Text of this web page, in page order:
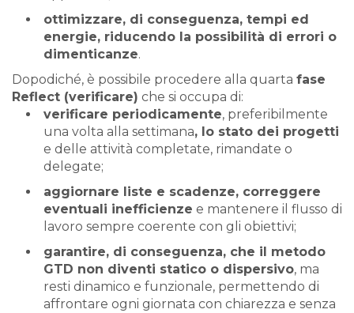
ottimizzare, di conseguenza, tempi ed
energie, riducendo la possibilità di errori o
dimenticanze.
Dopodiché, è possibile procedere alla quarta fase
Reflect (verificare) che si occupa di:
verificare periodicamente, preferibilmente
una volta alla settimana, lo stato dei progetti
e delle attività completate, rimandate o
delegate;
aggiornare liste e scadenze, correggere
eventuali inefficienze e mantenere il flusso di
lavoro sempre coerente con gli obiettivi;
garantire, di conseguenza, che il metodo
GTD non diventi statico o dispersivo, ma
resti dinamico e funzionale, permettendo di
affrontare ogni giornata con chiarezza e senza